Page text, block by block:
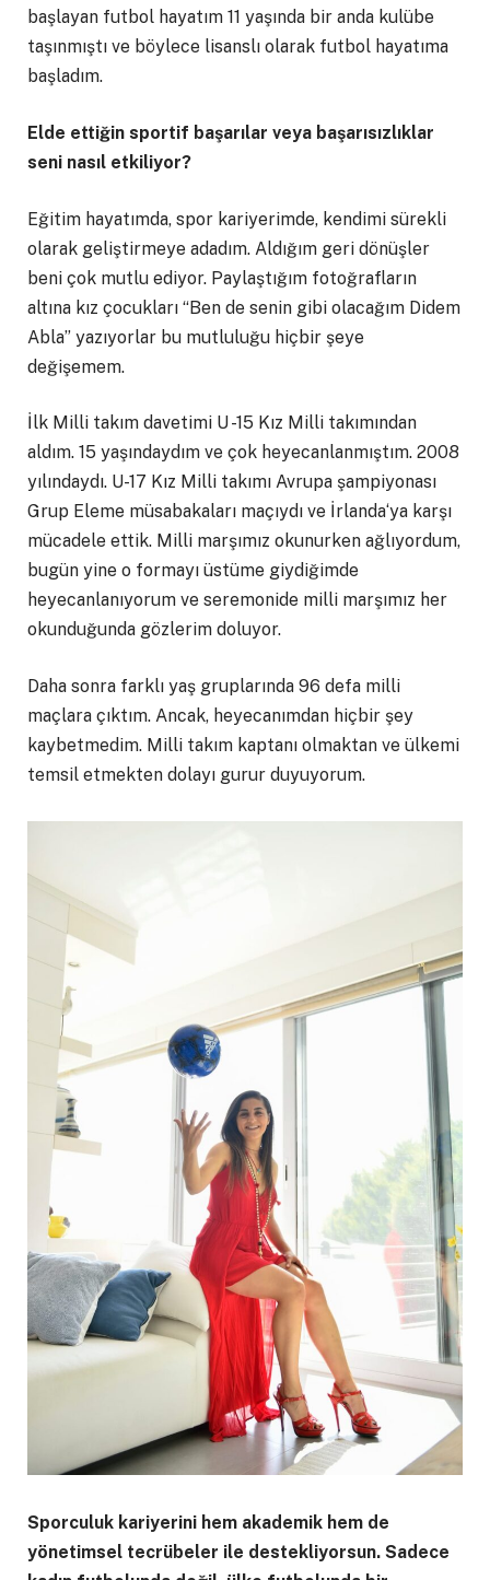
başlayan futbol hayatım 11 yaşında bir anda kulübe
taşınmıştı ve böylece lisanslı olarak futbol hayatıma
başladım.
Elde ettiğin sportif başarılar veya başarısızlıklar
seni nasıl etkiliyor?
Eğitim hayatımda, spor kariyerimde, kendimi sürekli
olarak geliştirmeye adadım. Aldığım geri dönüşler
beni çok mutlu ediyor. Paylaştığım fotoğrafların
altına kız çocukları “Ben de senin gibi olacağım Didem
Abla” yazıyorlar bu mutluluğu hiçbir şeye
değişemem.
İlk Milli takım davetimi U -15 Kız Milli takımından
aldım. 15 yaşındaydım ve çok heyecanlanmıştım. 2008
yılındaydı. U-17 Kız Milli takımı Avrupa şampiyonası
Grup Eleme müsabakaları maçıydı ve İrlanda‘ya karşı
mücadele ettik. Milli marşımız okunurken ağlıyordum,
bugün yine o formayı üstüme giydiğimde
heyecanlanıyorum ve seremonide milli marşımız her
okunduğunda gözlerim doluyor.
Daha sonra farklı yaş gruplarında 96 defa milli
maçlara çıktım. Ancak, heyecanımdan hiçbir şey
kaybetmedim. Milli takım kaptanı olmaktan ve ülkemi
temsil etmekten dolayı gurur duyuyorum.
Sporculuk kariyerini hem akademik hem de
yönetimsel tecrübeler ile destekliyorsun. Sadece